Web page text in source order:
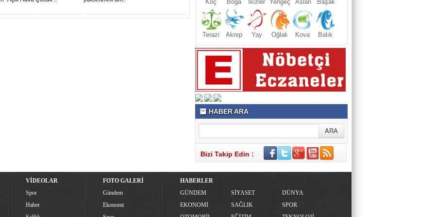
Koç Boğa İkizler Yengeç Aslan Başak
Terazi Akrep Yay Oğlak Kova Balık
HABER ARA
Bizi Takip Edin :
VİDEOLAR
Spor
Haber
FOTO GALERİ
Gündem
Ekonomi
HABERLER
GÜNDEM
SİYASET
DÜNYA
EKONOMİ
SAĞLIK
SPOR